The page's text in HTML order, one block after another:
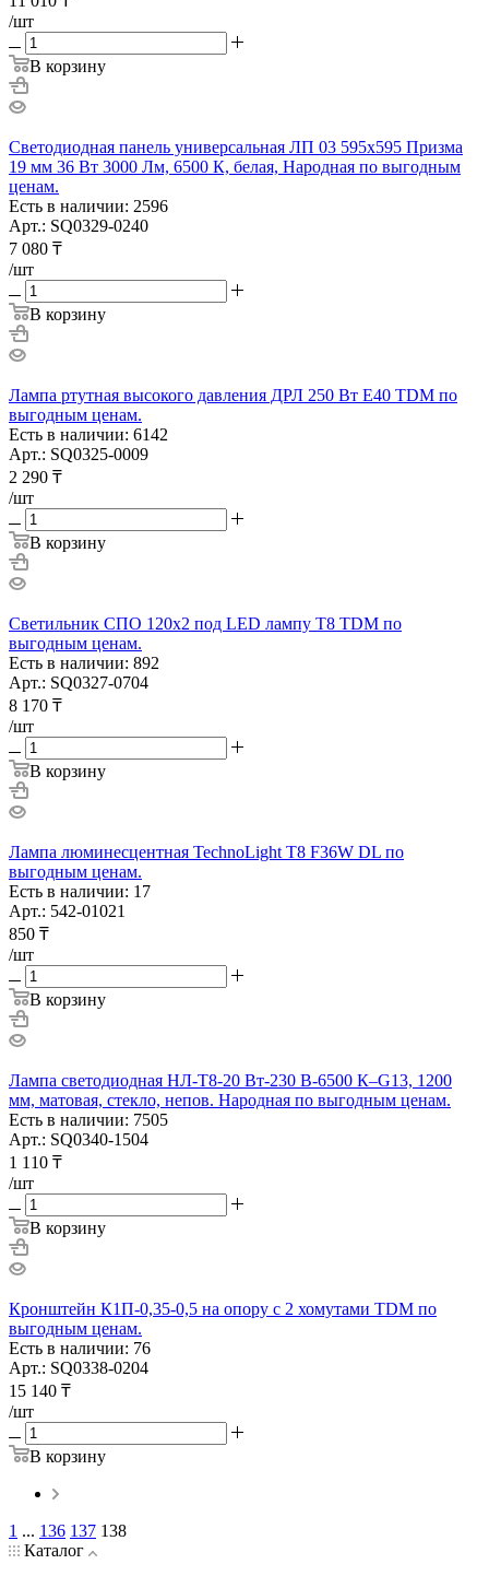
/шт
В корзину
Светодиодная панель универсальная ЛП 03 595х595 Призма
19 мм 36 Вт 3000 Лм, 6500 К, белая, Народная по выгодным
ценам.
Есть в наличии: 2596
Арт.: SQ0329-0240
7 080 ₸
/шт
В корзину
Лампа ртутная высокого давления ДРЛ 250 Вт Е40 TDM по
выгодным ценам.
Есть в наличии: 6142
Арт.: SQ0325-0009
2 290 ₸
/шт
В корзину
Светильник СПО 120х2 под LED лампу T8 TDM по
выгодным ценам.
Есть в наличии: 892
Арт.: SQ0327-0704
8 170 ₸
/шт
В корзину
Лампа люминесцентная TechnoLight T8 F36W DL по
выгодным ценам.
Есть в наличии: 17
Арт.: 542-01021
850 ₸
/шт
В корзину
Лампа светодиодная НЛ-Т8-20 Вт-230 В-6500 К–G13, 1200
мм, матовая, стекло, непов. Народная по выгодным ценам.
Есть в наличии: 7505
Арт.: SQ0340-1504
1 110 ₸
/шт
В корзину
Кронштейн К1П-0,35-0,5 на опору с 2 хомутами TDM по
выгодным ценам.
Есть в наличии: 76
Арт.: SQ0338-0204
15 140 ₸
/шт
В корзину
1 ... 136 137 138
Каталог